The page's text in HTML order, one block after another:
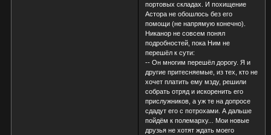
портовых складах. И похищение
Астора не обошлось без его
помощи (не напрямую конечно).
Никанор не совсем понял
подробностей, пока Ним не
перешёл к сути:
-- Он многим перешёл дорогу. Я и
другие притесняемые, из тех, кто не
хочет платить ему мзду, решили
собрать отряд и искоренить его
прислужников, а уж те на допросе
сдадут его с потрохами. А дальше
пойдём к полемарху... Мои новые
друзья не хотят ждать моего